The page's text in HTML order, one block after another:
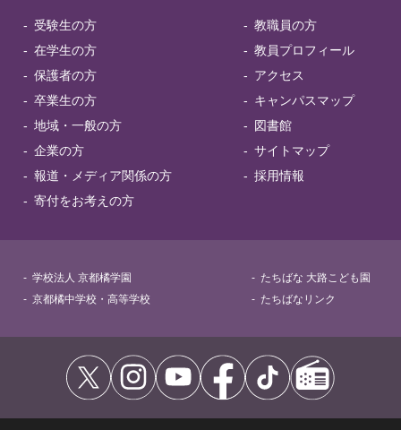
受験生の方
在学生の方
保護者の方
卒業生の方
地域・一般の方
企業の方
報道・メディア関係の方
寄付をお考えの方
教職員の方
教員プロフィール
アクセス
キャンパスマップ
図書館
サイトマップ
採用情報
学校法人 京都橘学園
京都橘中学校・高等学校
たちばな 大路こども園
たちばなリンク